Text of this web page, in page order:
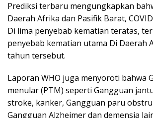
Prediksi terbaru mengungkapkan
Daerah Afrika dan Pasifik Barat,
Di lima penyebab kematian teratas,
penyebab kematian utama Di Daerah
tahun tersebut.
Laporan WHO juga menyoroti bahwa
menular (PTM) seperti Gangguan
stroke, kanker, Gangguan paru
Gangguan Alzheimer dan demensia